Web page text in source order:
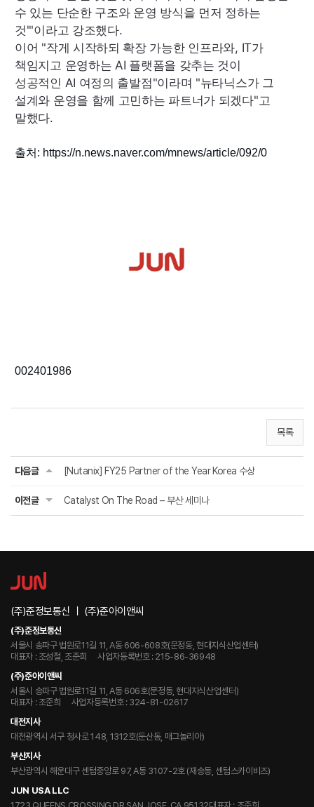
수 있는 단순한 구조와 운영 방식을 먼저 정하는
것'"이라고 강조했다.
이어 "작게 시작하되 확장 가능한 인프라와, IT가
책임지고 운영하는 AI 플랫폼을 갖추는 것이
성공적인 AI 여정의 출발점"이라며 "뉴타닉스가 그
설계와 운영을 함께 고민하는 파트너가 되겠다"고
말했다.
출처: https://n.news.naver.com/mnews/article/092/0
002401986
목록
다음글 [Nutanix] FY25 Partner of the Year Korea 수상
이전글 Catalyst On The Road – 부산 세미나
(주)준정보통신 ㅣ (주)준아이앤씨
(주)준정보통신
서울시 송파구 법원로11길 11, A동 606-608호(문정동, 현대지식산업센터)
대표자 : 조성철, 조준희
사업자등록번호 : 215-86-36948
(주)준아이앤씨
서울시 송파구 법원로11길 11, A동 606호(문정동, 현대지식산업센터)
대표자 : 조준희
사업자등록번호 : 324-81-02617
대전지사
대전광역시 서구 청사로 148, 1312호(둔산동, 매그놀리아)
부산지사
부산광역시 해운대구 센텀중앙로 97, A동 3107-2호 (재송동, 센텀스카이비즈)
JUN USA LLC